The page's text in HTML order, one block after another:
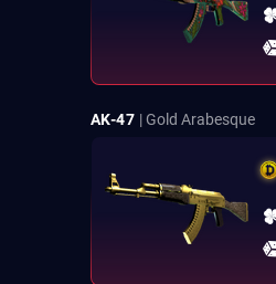
AK-47 | Gold Arabesque